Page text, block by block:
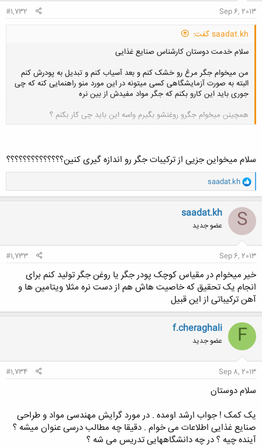
Sep 6, 2013
#1,732
saadat.kh گفت:
سلام خدمت دوستان کارشناس صنایع غذایی
من میخوام جگر مرغ رو خشک کنم و بعد آسیاب کنم و تبدیل به پودرش کنم
البته به صورت آزمایشگاهی کسی میتونه در این مورد منو راهنمایی کنه که چی
جوری باید این کارو بکنم که جگر مواد مفیدش از بین نره
همچینن میخوام جگرو روغنشو بگیرم واسه این باید چی کار بکنم ؟
سلام میخواین جزیی از ترکیبات جگر رو اندازه گیری کنین؟؟؟؟؟؟؟؟؟؟؟؟؟؟
و
ا
ک
ن
ش
ه
ا
saadat.kh
S
saadat.kh
عضو جدید
Sep 6, 2013
#1,733
خیر میخوام در مقیاس کوچک پودر جگر یا روغن جگر تولید کنم برای
انجام یک تحقیق که خاصیت هاش هم از دست نره مثلا ویتامین ها و
آهن ترکیباتی از این قبیل
F
f.cheraghali
عضو جدید
Sep 8, 2013
#1,734
سلام دوستان
یک کمک ! جواب ارشد اومده . در مورد گرایش مهندسی مواد و طراحی
صنایع غذایی اطلاعات می خوام . دقیقا چه مطالب درسی عنوان میشه ؟
آینده چیه ؟ در چه دانشگاههایی تدریس می شه ؟